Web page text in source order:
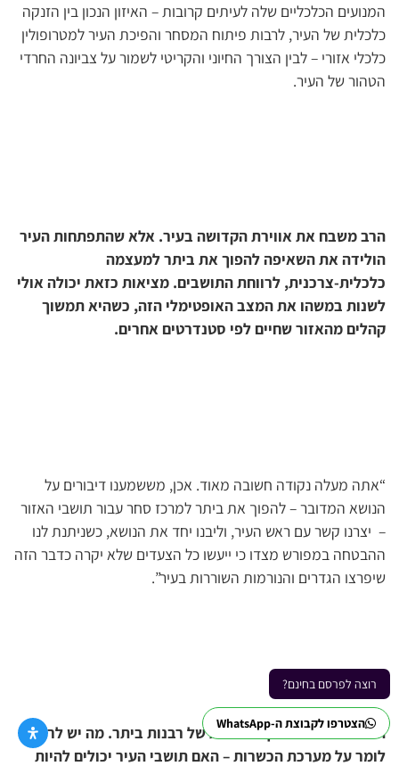
המנועים הכלכליים שלה לעיתים קרובות – האיזון הנכון בין הזנקה
כלכלית של העיר, לרבות פיתוח המסחר והפיכת העיר למטרופולין
כלכלי אזורי – לבין הצורך החיוני והקריטי לשמור על צביונה החרדי
הטהור של העיר.
הרב משבח את אווירת הקדושה בעיר. אלא שהתפתחות העיר
הולידה את השאיפה להפוך את ביתר למעצמה
כלכלית-צרכנית, לרווחת התושבים. מציאות כזאת יכולה אולי
לשנות במשהו את המצב האופטימלי הזה, כשהיא תמשוך
קהלים מהאזור שחיים לפי סטנדרטים אחרים.
“אתה מעלה נקודה חשובה מאוד. אכן, מששמענו דיבורים על
הנושא המדובר – להפוך את ביתר למרכז סחר עבור תושבי האזור
– יצרנו קשר עם ראש העיר, וליבנו יחד את הנושא, כשניתנת לנו
ההבטחה במפורש מצדו כי ייעשו כל הצעדים שלא יקרה כדבר הזה
שיפרצו הגדרים והנורמות השוררות בעיר”.
הרב מנהל את מערך הכשרות של רבנות ביתר. מה יש לרב
לומר על מערכת הכשרות – האם תושבי העיר יכולים להיות
הצטרפו לקבוצת ה-WhatsApp
רוצה לפרסם בחינם?